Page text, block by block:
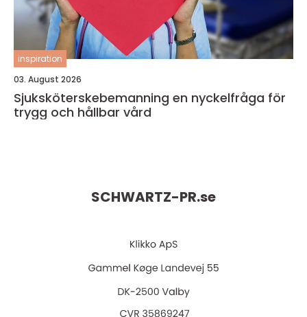
inspiration
03. August 2026
Sjuksköterskebemanning en nyckelfråga för
trygg och hållbar vård
SCHWARTZ-PR.se